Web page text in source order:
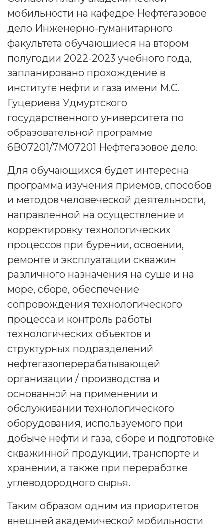
мобильности на кафедре Нефтегазовое
дело Инженерно-гуманитарного
факультета обучающиеся на втором
полугодии 2022-2023 учебного года,
запланировано прохождение в
институте нефти и газа имени М.С.
Гуцериева Удмуртского
государственного университета по
образовательной программе
6В07201/7М07201 Нефтегазовое дело.
Для обучающихся будет интересна
программа изучения приемов, способов
и методов человеческой деятельности,
направленной на осуществление и
корректировку технологических
процессов при бурении, освоении,
ремонте и эксплуатации скважин
различного назначения на суше и на
море, сборе, обеспечение
сопровождения технологического
процесса и контроль работы
технологических объектов и
структурных подразделений
нефтегазоперерабатывающей
организации / производства и
основанной на применении и
обслуживании технологического
оборудования, используемого при
добыче нефти и газа, сборе и подготовке
скважинной продукции, транспорте и
хранении, а также при переработке
углеводородного сырья.
Таким образом одним из приоритетов
внешней академической мобильности